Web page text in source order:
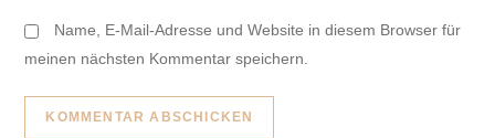
Name, E-Mail-Adresse und Website in diesem Browser für
meinen nächsten Kommentar speichern.